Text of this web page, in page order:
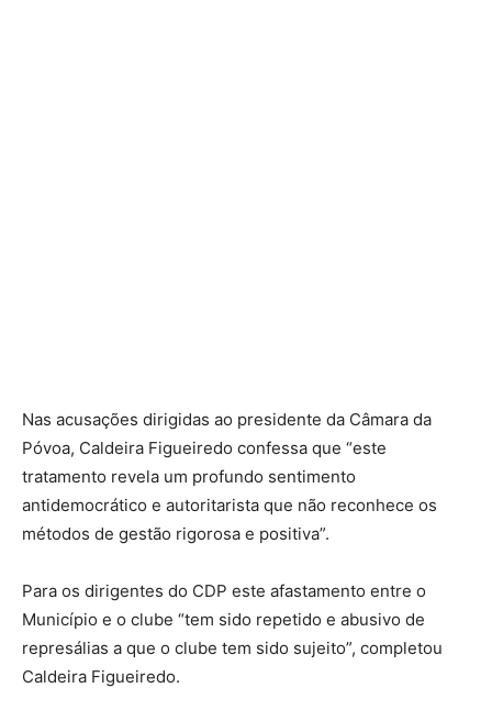
Nas acusações dirigidas ao presidente da Câmara da
Póvoa, Caldeira Figueiredo confessa que “este
tratamento revela um profundo sentimento
antidemocrático e autoritarista que não reconhece os
métodos de gestão rigorosa e positiva”.
Para os dirigentes do CDP este afastamento entre o
Município e o clube “tem sido repetido e abusivo de
represálias a que o clube tem sido sujeito”, completou
Caldeira Figueiredo.